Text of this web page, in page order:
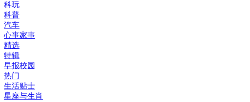
科玩
科普
汽车
心事家事
精选
特辑
早报校园
热门
生活贴士
星座与生肖